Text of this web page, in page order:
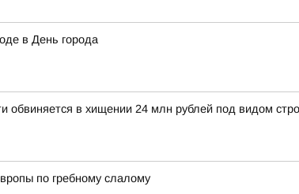
в День города
в хищении 24 млн рублей под видом
по гребному слалому